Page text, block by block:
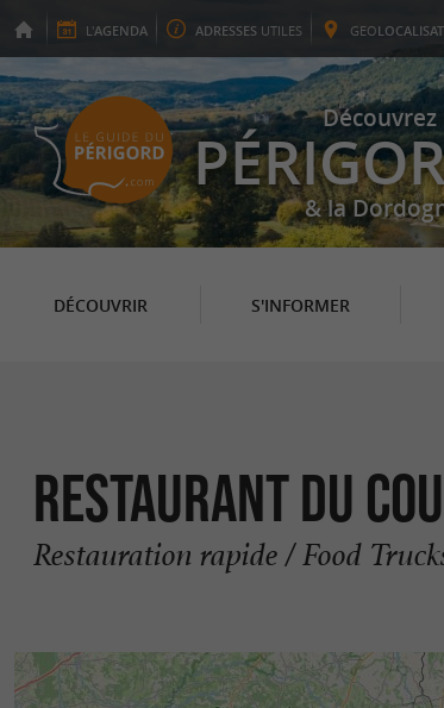
L'AGENDA ADRESSES UTILES GEO
Découvrez
& la
DÉCOUVRIR S'INFORMER
Restaurant du
Restauration rapide / Food